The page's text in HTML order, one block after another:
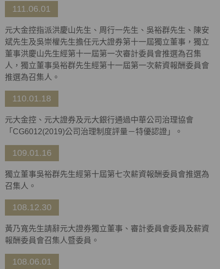
111.06.01
元大金控指派洪慶山先生、周行一先生、吳裕群先生、陳安
斌先生及吳崇權先生擔任元大證券第十一屆獨立董事，獨立
董事洪慶山先生經第十一屆第一次審計委員會推選為召集
人，獨立董事吳裕群先生經第十一屆第一次薪資報酬委員會
推選為召集人。
110.01.18
元大金控、元大證券及元大銀行通過中華公司治理協會
「CG6012(2019)公司治理制度評量－特優認證」。
109.01.16
獨立董事吳裕群先生經第十屆第七次薪資報酬委員會推選為
召集人。
108.12.30
黃乃寬先生請辭元大證券獨立董事、審計委員會委員及薪資
報酬委員會召集人暨委員。
108.06.01